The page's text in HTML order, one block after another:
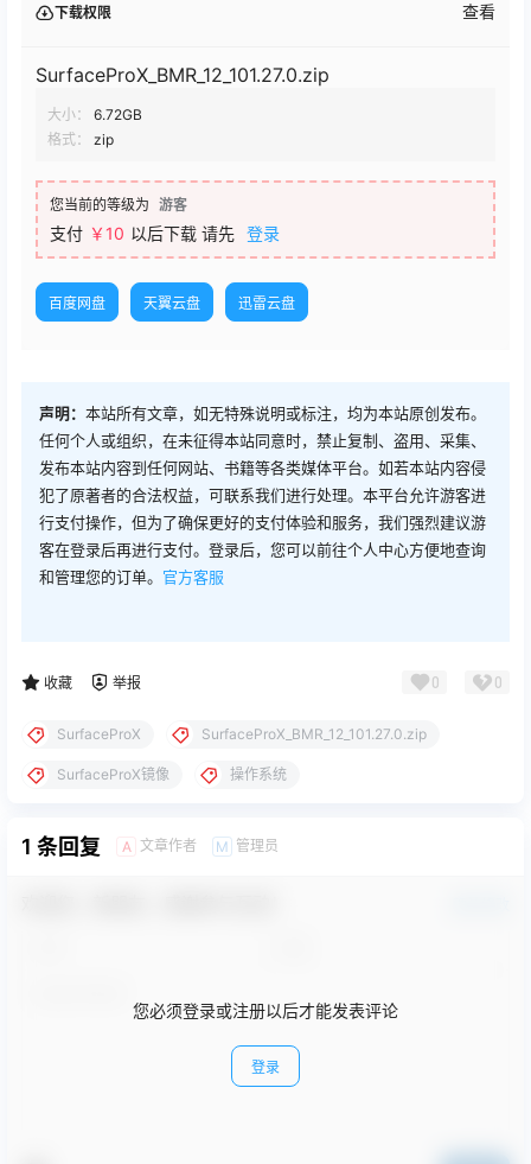
下载权限 查看
SurfaceProX_BMR_12_101.27.0.zip
大小：
6.72GB
格式：
zip
您当前的等级为 游客
支付 ￥ 10 以后下载 请先 登录
百度网盘 天翼云盘 迅雷云盘
声明： 本站所有文章，如无特殊说明或标注，均为本站原创发布。
任何个人或组织，在未征得本站同意时，禁止复制、盗用、采集、
发布本站内容到任何网站、书籍等各类媒体平台。如若本站内容侵
犯了原著者的合法权益，可联系我们进行处理。本平台允许游客进
行支付操作，但为了确保更好的支付体验和服务，我们强烈建议游
客在登录后再进行支付。登录后，您可以前往个人中心方便地查询
和管理您的订单。 官方客服
收藏 举报 0 0
SurfaceProX SurfaceProX_BMR_12_101.27.0.zip
SurfaceProX镜像 操作系统
1 条回复 A 文章作者 M 管理员
您必须登录或注册以后才能发表评论
登录